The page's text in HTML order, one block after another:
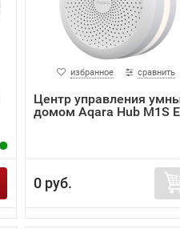
избранное сравнить
Центр управления
домом Aqara Hub M1S
0 руб.